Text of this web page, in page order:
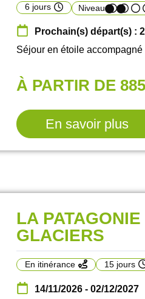
6 jours Niveau
Prochain(s) départ(s) :
Séjour en étoile accompagné
À PARTIR DE
En savoir plus
LA
GLACIERS
En itinérance 15 jours
14/11/2026 - 02/12/2027